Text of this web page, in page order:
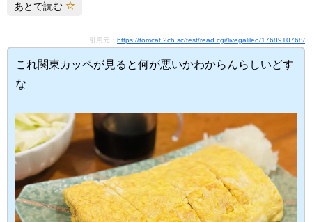
あとで読む
引用元： https://tomcat.2ch.sc/test/read.cgi/livegalileo/1768910768/
これ関東カッペが見ると何が悪いかわからんらしいどす
な